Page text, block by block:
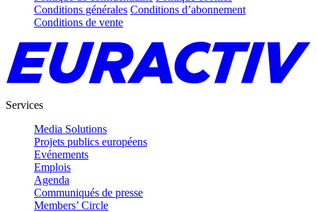
Conditions générales Conditions d’abonnement
Conditions de vente
Services
Media Solutions
Projets publics européens
Evénements
Emplois
Agenda
Communiqués de presse
Members’ Circle